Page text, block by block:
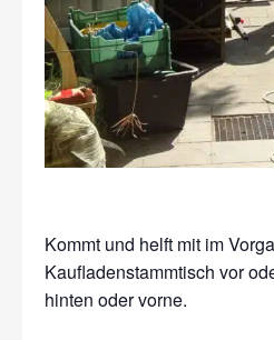
Kommt und helft mit im
Kaufladenstammtisch vor
hinten oder vorne.